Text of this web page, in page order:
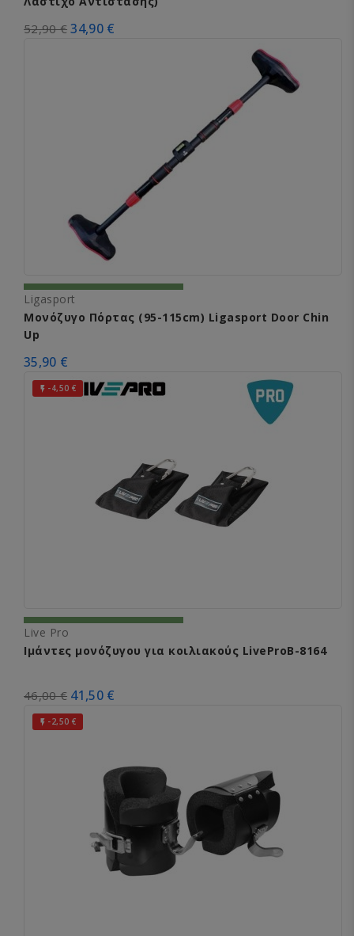
52,90 € 34,90 €
Ligasport
Μονόζυγο Πόρτας (95-115cm) Ligasport Door Chin
Up
35,90 €
 -4,50 €
Live Pro
Ιμάντες μονόζυγου για κοιλιακούς LiveProΒ-8164
46,00 € 41,50 €
 -2,50 €